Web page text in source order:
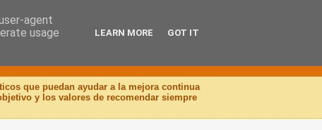
que puedan ayudar a la mejora continua
y los valores de recomendar siempre
agent
usage
LEARN MORE GOT IT